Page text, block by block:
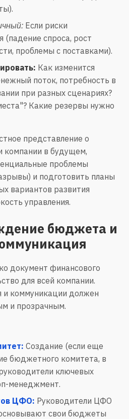
Если риски
(падение спроса, рост
проблемы с поставками).
Как изменится
поток, потребность в
при разных сценариях?
Какие резервы нужно
представление о
компании в будущем,
проблемы
и подготовить планы
вариантов развития
управления.
бюджета и
документ финансового
для всей компании.
коммуникации должен
и прозрачным.
Создание (если еще
бюджетного комитета, в
ключевых
менеджмент.
ЦФО: Руководители ЦФО
свои бюджеты